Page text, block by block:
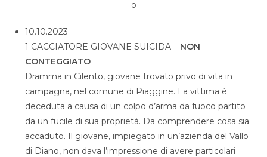
-o-
10.10.2023
1 CACCIATORE GIOVANE SUICIDA – NON
CONTEGGIATO
Dramma in Cilento, giovane trovato privo di vita in
campagna, nel comune di Piaggine. La vittima è
deceduta a causa di un colpo d’arma da fuoco partito
da un fucile di sua proprietà. Da comprendere cosa sia
accaduto. Il giovane, impiegato in un’azienda del Vallo
di Diano, non dava l’impressione di avere particolari